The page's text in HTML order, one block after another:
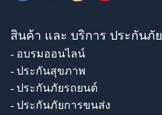
สินค้า และ บริการ ประกันภัย
- อบรมออนไลน์
- ประกันสุขภาพ
- ประกันภัยรถยนต์
- ประกันภัยการขนส่ง